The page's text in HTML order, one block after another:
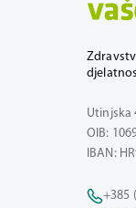
Utinjska
OIB:
IBAN:
+385